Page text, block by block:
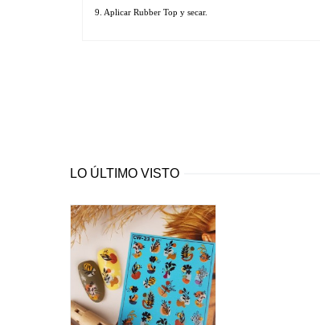
9. Aplicar Rubber Top y secar.
LO ÚLTIMO VISTO